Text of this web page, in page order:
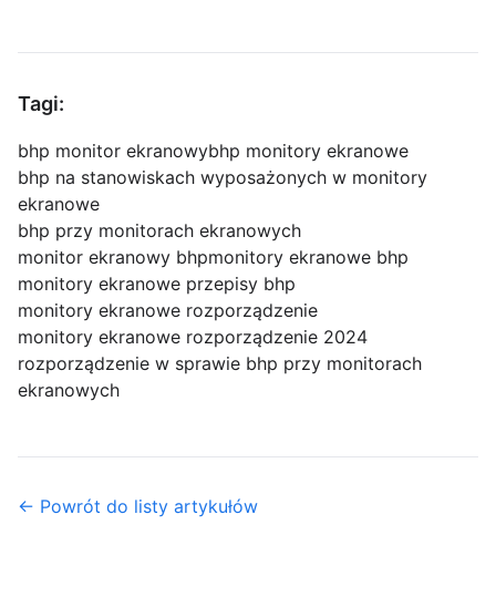
Tagi:
bhp monitor ekranowybhp monitory ekranowe
bhp na stanowiskach wyposażonych w monitory
ekranowe
bhp przy monitorach ekranowych
monitor ekranowy bhpmonitory ekranowe bhp
monitory ekranowe przepisy bhp
monitory ekranowe rozporządzenie
monitory ekranowe rozporządzenie 2024
rozporządzenie w sprawie bhp przy monitorach
ekranowych
← Powrót do listy artykułów